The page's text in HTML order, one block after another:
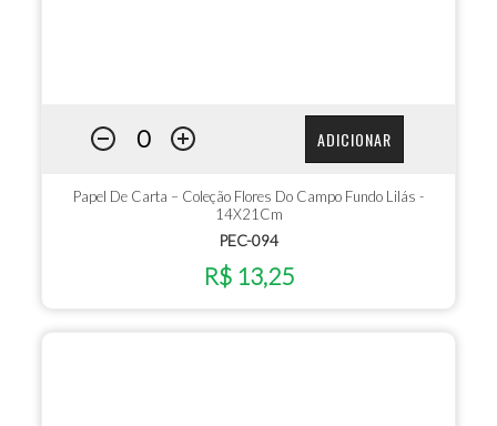
ADICIONAR
Papel De Carta – Coleção Flores Do Campo Fundo Lilás -
14X21Cm
PEC-094
R$ 13,25